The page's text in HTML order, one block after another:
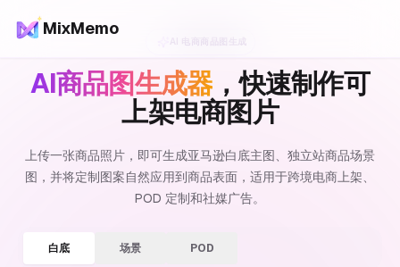
MixMemo
AI 电商商品图生成
AI商品图生成器 ，快速制作可
上架电商图片
上传一张商品照片，即可生成亚马逊白底主图、独立站商品场景
图，并将定制图案自然应用到商品表面，适用于跨境电商上架、
POD 定制和社媒广告。
白底 场景 POD